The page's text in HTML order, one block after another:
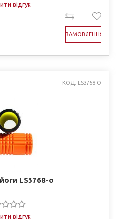
відгук
ЗАМОВЛЕННЯ
КОД: LS3768-O
LS3768-o
відгук